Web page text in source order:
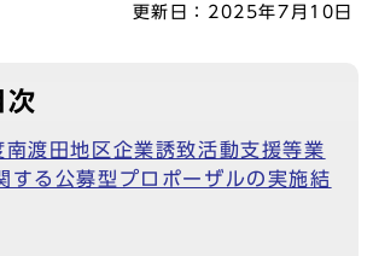
更新日： 2025年7月10日
次
南渡田地区企業誘致活動支援等業
する公募型プロポーザルの実施結